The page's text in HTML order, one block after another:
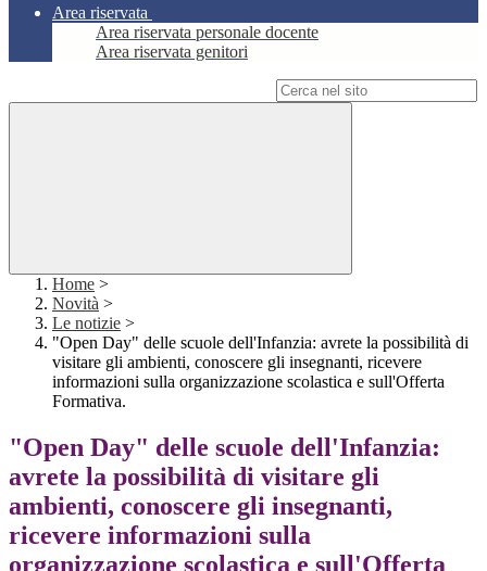
Area riservata
Area riservata personale docente
Area riservata genitori
Home >
Novità >
Le notizie >
"Open Day" delle scuole dell'Infanzia: avrete la possibilità di
visitare gli ambienti, conoscere gli insegnanti, ricevere
informazioni sulla organizzazione scolastica e sull'Offerta
Formativa.
"Open Day" delle scuole dell'Infanzia:
avrete la possibilità di visitare gli
ambienti, conoscere gli insegnanti,
ricevere informazioni sulla
organizzazione scolastica e sull'Offerta